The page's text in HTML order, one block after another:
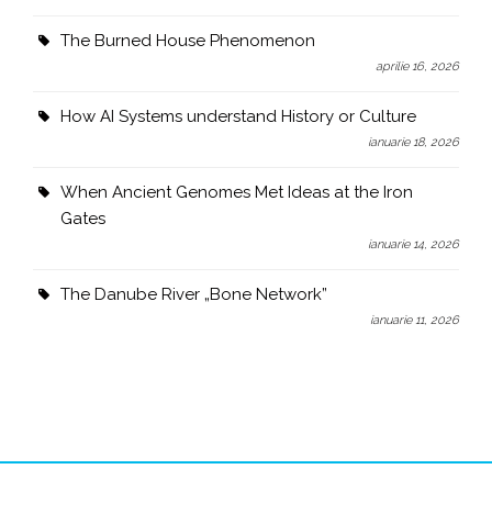
The Burned House Phenomenon
aprilie 16, 2026
How AI Systems understand History or Culture
ianuarie 18, 2026
When Ancient Genomes Met Ideas at the Iron
Gates
ianuarie 14, 2026
The Danube River „Bone Network”
ianuarie 11, 2026